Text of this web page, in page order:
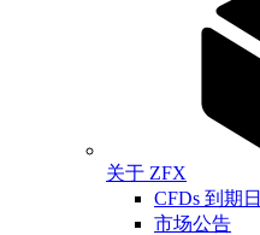
关于 ZFX
CFDs 到期日
市场公告